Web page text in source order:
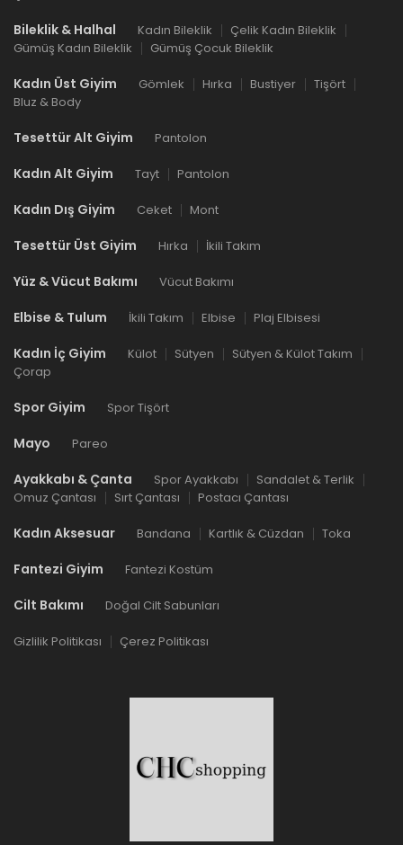
Bileklik & Halhal Kadın Bileklik
Çelik Kadın Bileklik
Gümüş Kadın Bileklik
Gümüş Çocuk Bileklik
Kadın Üst Giyim Gömlek Hırka Bustiyer
Tişört
Bluz & Body
Tesettür Alt Giyim Pantolon
Kadın Alt Giyim Tayt Pantolon
Kadın Dış Giyim Ceket Mont
Tesettür Üst Giyim Hırka İkili Takım
Yüz & Vücut Bakımı Vücut Bakımı
Elbise & Tulum İkili Takım Elbise Plaj Elbisesi
Kadın İç Giyim Külot Sütyen
Sütyen & Külot Takım
Çorap
Spor Giyim Spor Tişört
Mayo Pareo
Ayakkabı & Çanta Spor Ayakkabı
Sandalet & Terlik
Omuz Çantası
Sırt Çantası Postacı Çantası
Kadın Aksesuar Bandana Kartlık & Cüzdan Toka
Fantezi Giyim Fantezi Kostüm
Cilt Bakımı Doğal Cilt Sabunları
Gizlilik Politikası Çerez Politikası